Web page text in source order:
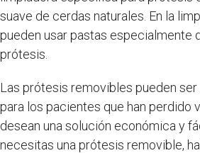
suave de cerdas naturales. En la
pueden usar pastas especialmente
prótesis.
Las prótesis removibles pueden
para los pacientes que han perdido
desean una solución económica y
necesitas una prótesis removible,